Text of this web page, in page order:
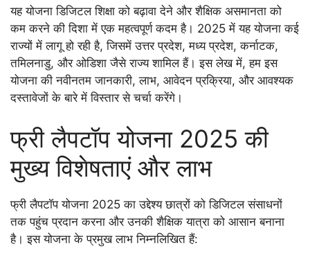
यह योजना डिजिटल शिक्षा को बढ़ावा देने और शैक्षिक असमानता को
कम करने की दिशा में एक महत्वपूर्ण कदम है। 2025 में यह योजना कई
राज्यों में लागू हो रही है, जिसमें उत्तर प्रदेश, मध्य प्रदेश, कर्नाटक,
तमिलनाडु, और ओडिशा जैसे राज्य शामिल हैं। इस लेख में, हम इस
योजना की नवीनतम जानकारी, लाभ, आवेदन प्रक्रिया, और आवश्यक
दस्तावेजों के बारे में विस्तार से चर्चा करेंगे।
फ्री लैपटॉप योजना 2025 की
मुख्य विशेषताएं और लाभ
फ्री लैपटॉप योजना 2025 का उद्देश्य छात्रों को डिजिटल संसाधनों
तक पहुंच प्रदान करना और उनकी शैक्षिक यात्रा को आसान बनाना
है। इस योजना के प्रमुख लाभ निम्नलिखित हैं: